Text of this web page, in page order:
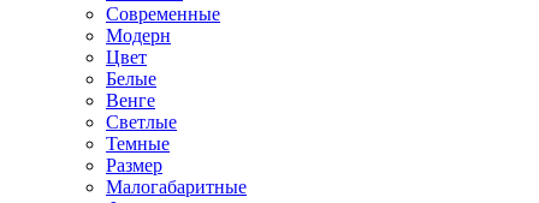
Современные
Модерн
Цвет
Белые
Венге
Светлые
Темные
Размер
Малогабаритные